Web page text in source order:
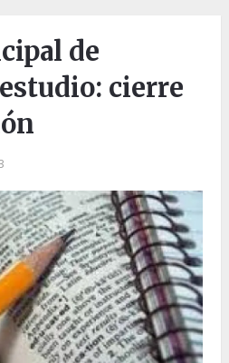
de
cierre